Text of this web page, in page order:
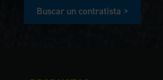
Buscar un contratista >